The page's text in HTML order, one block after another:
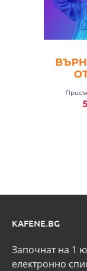
KAFENE.BG
Започнат на 1
eлектронно